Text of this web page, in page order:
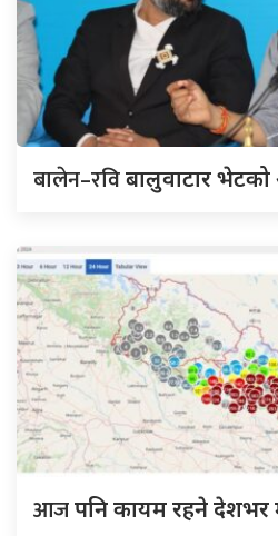
बालेन–रविबालुवाटार भेटको
आजपनि कायम रहने देशभर